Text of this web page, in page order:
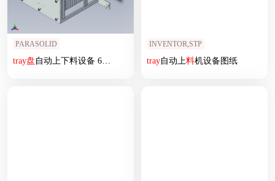
PARASOLID
tray盘自动上下料设备 675129
INVENTOR,STP
tray自动上料机设备图纸